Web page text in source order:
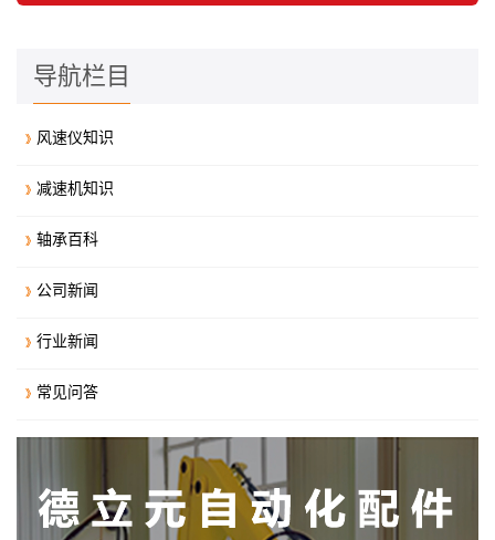
导航栏目
风速仪知识
减速机知识
轴承百科
公司新闻
行业新闻
常见问答